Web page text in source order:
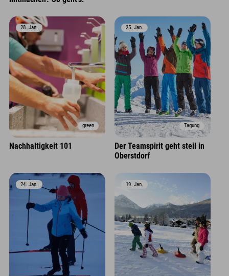
green
28. Jan.
Nachhaltigkeit 101
Tagung
25. Jan.
Der Teamspirit geht steil in
Oberstdorf
24. Jan. 19. Jan.